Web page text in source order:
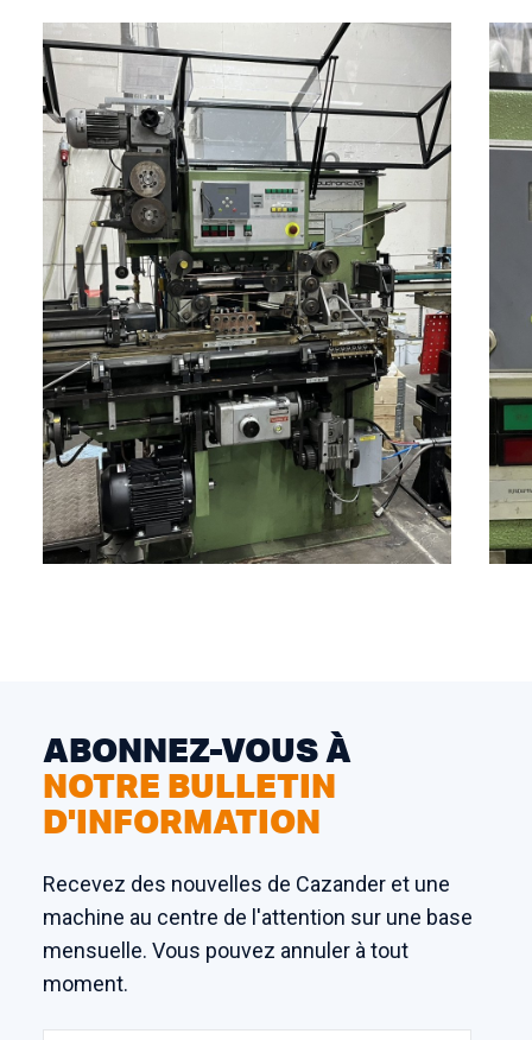
ABONNEZ-VOUS À
NOTRE BULLETIN
D'INFORMATION
Recevez des nouvelles de Cazander et une
machine au centre de l'attention sur une base
mensuelle. Vous pouvez annuler à tout
moment.